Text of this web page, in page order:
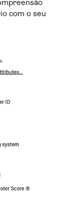
com o seu